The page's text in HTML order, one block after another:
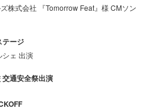
株式会社 『Tomorrow Feat』様 CMソン
テージ
シェ 出演
通安全祭出演